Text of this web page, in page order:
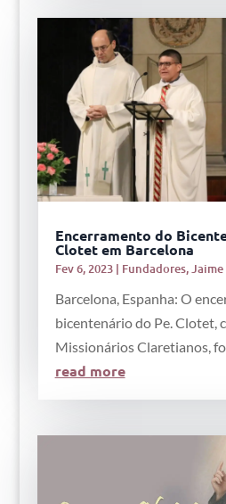
Encerramento do
Clotet em Barcelona
Fev 6, 2023| Fundadores,
Barcelona, Espanha: O
bicentenário do Pe. Clotet,
Missionários Claretianos,
read more